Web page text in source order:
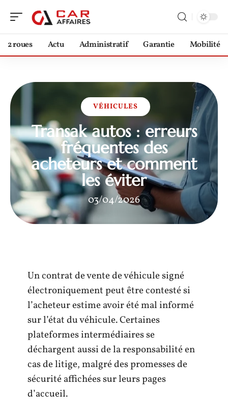
2 roues Actu Administratif Garantie Mobilité
VÉHICULES
Transak autos : erreurs
fréquentes des
acheteurs et comment
les éviter
03/04/2026
Un contrat de vente de véhicule signé
électroniquement peut être contesté si
l’acheteur estime avoir été mal informé
sur l’état du véhicule. Certaines
plateformes intermédiaires se
déchargent aussi de la responsabilité en
cas de litige, malgré des promesses de
sécurité affichées sur leurs pages
d’accueil.